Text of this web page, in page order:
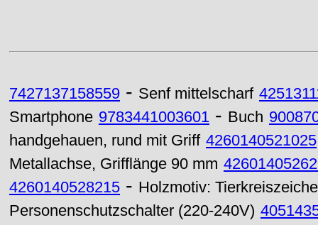
7427137158559 - Senf mittelscharf
Smartphone 9783441003601 - Buch
handgehauen, rund mit Griff 4260140521025
Metallachse, Grifflänge 90 mm
4260140528215 - Holzmotiv:
Personenschutzschalter (220-240V)